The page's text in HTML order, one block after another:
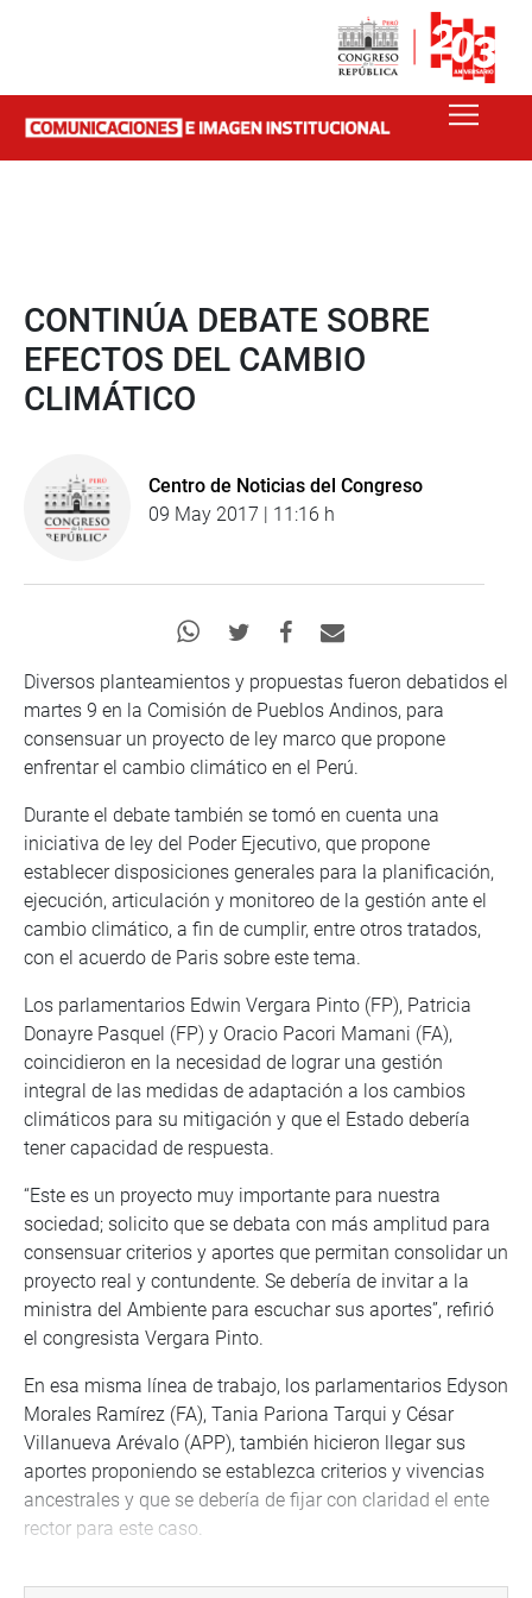
CONTINÚA DEBATE SOBRE
EFECTOS DEL CAMBIO
CLIMÁTICO
Centro de Noticias del Congreso
09 May 2017 | 11:16 h
Diversos planteamientos y propuestas fueron debatidos el
martes 9 en la Comisión de Pueblos Andinos, para
consensuar un proyecto de ley marco que propone
enfrentar el cambio climático en el Perú.
Durante el debate también se tomó en cuenta una
iniciativa de ley del Poder Ejecutivo, que propone
establecer disposiciones generales para la planificación,
ejecución, articulación y monitoreo de la gestión ante el
cambio climático, a fin de cumplir, entre otros tratados,
con el acuerdo de Paris sobre este tema.
Los parlamentarios Edwin Vergara Pinto (FP), Patricia
Donayre Pasquel (FP) y Oracio Pacori Mamani (FA),
coincidieron en la necesidad de lograr una gestión
integral de las medidas de adaptación a los cambios
climáticos para su mitigación y que el Estado debería
tener capacidad de respuesta.
“Este es un proyecto muy importante para nuestra
sociedad; solicito que se debata con más amplitud para
consensuar criterios y aportes que permitan consolidar un
proyecto real y contundente. Se debería de invitar a la
ministra del Ambiente para escuchar sus aportes”, refirió
el congresista Vergara Pinto.
En esa misma línea de trabajo, los parlamentarios Edyson
Morales Ramírez (FA), Tania Pariona Tarqui y César
Villanueva Arévalo (APP), también hicieron llegar sus
aportes proponiendo se establezca criterios y vivencias
ancestrales y que se debería de fijar con claridad el ente
rector para este caso.